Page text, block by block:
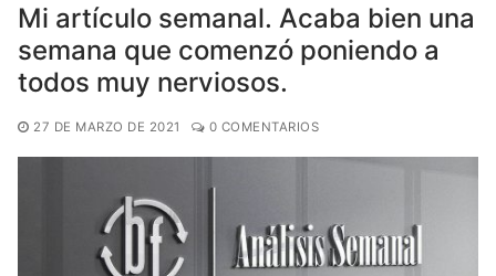
Mi artículo semanal. Acaba bien una
semana que comenzó poniendo a
todos muy nerviosos.
27 DE MARZO DE 2021 0 COMENTARIOS